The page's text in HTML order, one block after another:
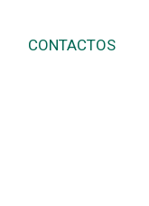
CONTACTOS